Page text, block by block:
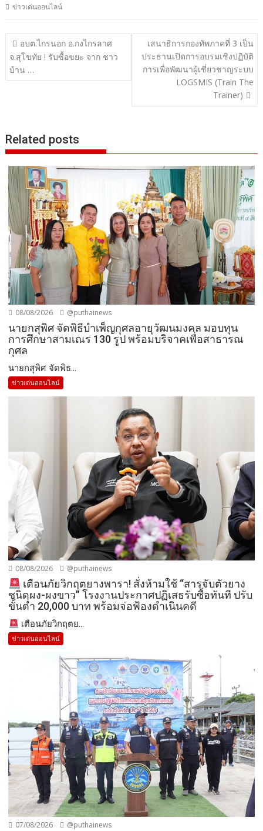
ข่าวเด่นออนไลน์
แนะแนว
เรื่อง
อบต.ไกรนอก อ.กงไกรลาศ
จ.สุโขทัย ! รับซื้อขยะ จาก ชาว
บ้าน …
เสนาธิการกองทัพภาคที่ 3 เป็น
ประธานเปิดการอบรมเชิงปฏิบัติ
การเพื่อพัฒนาผู้เชี่ยวชาญระบบ
LOGSMIS (Train The
Trainer)
Related posts
08/08/2026 @puthainews
นายกสุพิศ จัดพิธีบำเพ็ญกุศลอายุวัฒนมงคล มอบทุน
การศึกษาสามเณร 130 รูป พร้อมบริจาคเพื่อสาธารณ
กุศล
นายกสุพิศ จัดพิธ...
ข่าวเด่นออนไลน์
08/08/2026 @puthainews
เตือนภัยวิกฤตยางพารา! สั่งห้ามใช้ “สารจับตัวยาง
ชนิดผง-ผงขาว” โรงงานประกาศปฏิเสธรับซื้อทันที ปรับ
ขั้นต่ำ 20,000 บาท พร้อมจ่อฟ้องดำเนินคดี
เตือนภัยวิกฤตย...
ข่าวเด่นออนไลน์
07/08/2026 @puthainews